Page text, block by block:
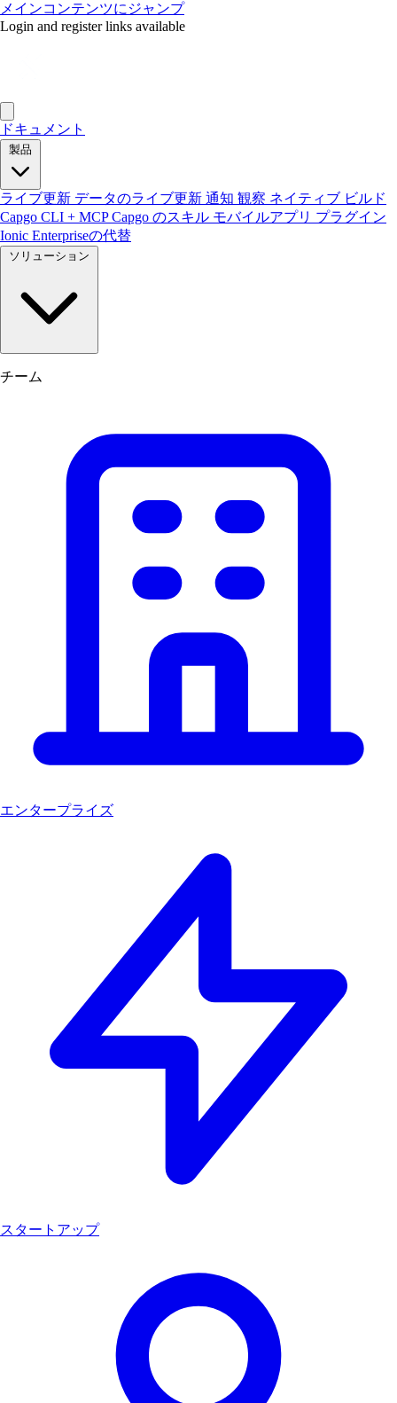
メインコンテンツにジャンプ
Login and register links available
ドキュメント
製品
ライブ更新 データのライブ更新 通知 観察 ネイティブ ビルド
Capgo CLI + MCPCapgo のスキル モバイルアプリ プラグイン
Ionic Enterpriseの代替
ソリューション
チーム
エンタープライズ
スタートアップ